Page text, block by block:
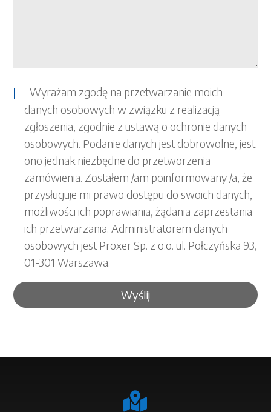
Wyrażam zgodę na przetwarzanie moich
danych osobowych w związku z realizacją
zgłoszenia, zgodnie z ustawą o ochronie danych
osobowych. Podanie danych jest dobrowolne, jest
ono jednak niezbędne do przetworzenia
zamówienia. Zostałem /am poinformowany /a, że
przysługuje mi prawo dostępu do swoich danych,
możliwości ich poprawiania, żądania zaprzestania
ich przetwarzania. Administratorem danych
osobowych jest Proxer Sp. z o.o. ul. Połczyńska 93,
01-301 Warszawa.
